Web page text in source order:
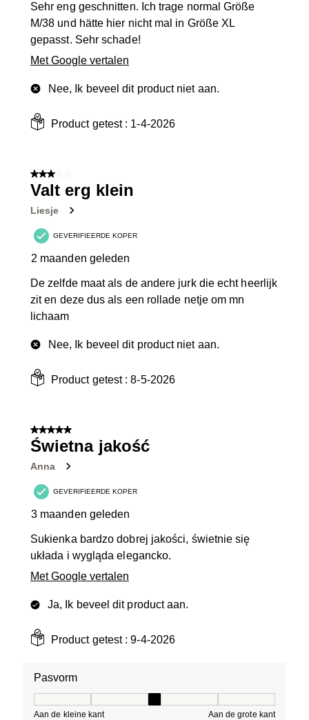
Sehr eng geschnitten. Ich trage normal Größe
M/38 und hätte hier nicht mal in Größe XL
gepasst. Sehr schade!
Met Google vertalen
Nee, Ik beveel dit product niet aan.
Product getest : 1-4-2026
3 van 5 sterren.
Valt erg klein
Liesje
GEVERIFIEERDE KOPER
2 maanden geleden
De zelfde maat als de andere jurk die echt heerlijk
zit en deze dus als een rollade netje om mn
lichaam
Nee, Ik beveel dit product niet aan.
Product getest :8-5-2026
5 van 5 sterren.
Świetna jakość
Anna
GEVERIFIEERDE KOPER
3 maanden geleden
Sukienka bardzo dobrej jakości, świetnie się
układa i wygląda elegancko.
Met Google vertalen
Ja, Ik beveel dit product aan.
Product getest :9-4-2026
Pasvorm
Aan de kleine kant Aan de grote kant